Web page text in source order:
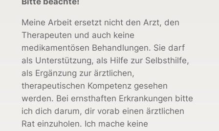
Meine Arbeit ersetzt nicht den Arzt, den
Therapeuten und auch keine
medikamentösen Behandlungen. Sie darf
als Unterstützung, als Hilfe zur Selbsthilfe,
als Ergänzung zur ärztlichen,
therapeutischen Kompetenz gesehen
werden. Bei ernsthaften Erkrankungen bitte
ich dich darum, dir vorab einen ärztlichen
Rat einzuholen. Ich mache keine